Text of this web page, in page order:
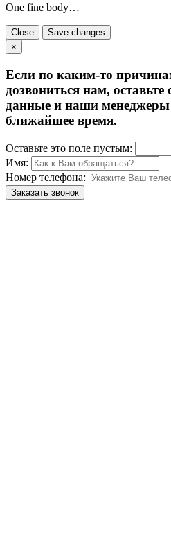
One fine body…
Close
Save changes
×
Если по каким-то
дозвониться нам,
данные и наши менеджеры
ближайшее время.
Оставьте это поле пустым:
Имя:
Номер телефона:
Заказать звонок